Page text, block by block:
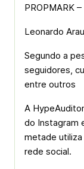
PROPMARK
Leonardo
Segundo a
seguidores,
entre outros
A
do Instagram
metade
rede social.